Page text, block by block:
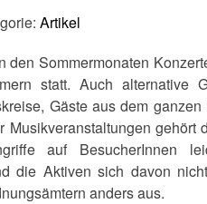
Artikel
den Sommermonaten
statt. Auch alternative
Gäste aus dem
Musikveranstaltungen gehört
auf BesucherInnen
die Aktiven sich davon
anders aus.